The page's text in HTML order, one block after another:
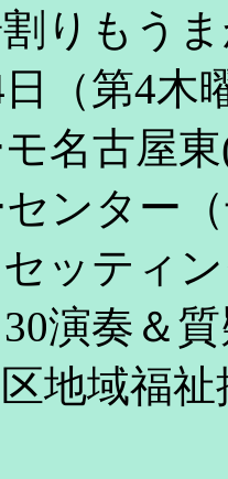
りもう
（第4木
モ名古屋
ンター
ッティ
演奏＆
地域福